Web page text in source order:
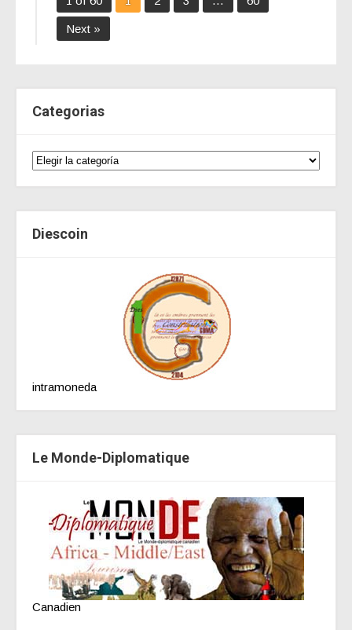
Next »
Categorias
Diescoin
intramoneda
Le Monde-Diplomatique
Canadien